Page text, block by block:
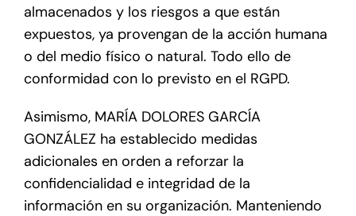
almacenados y los riesgos a que están
expuestos, ya provengan de la acción humana
o del medio físico o natural. Todo ello de
conformidad con lo previsto en el RGPD.
Asimismo, MARÍA DOLORES GARCÍA
GONZÁLEZ ha establecido medidas
adicionales en orden a reforzar la
confidencialidad e integridad de la
información en su organización. Manteniendo